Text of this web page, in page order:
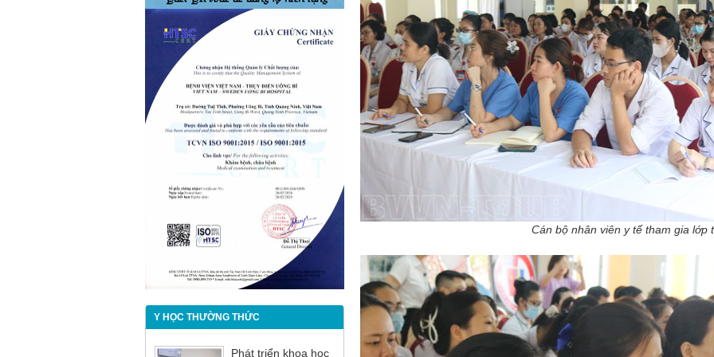
Y HỌC THƯỜNG THỨC
Phát triển khoa học
Cán bộ nhân viên y tế tham gia lớp